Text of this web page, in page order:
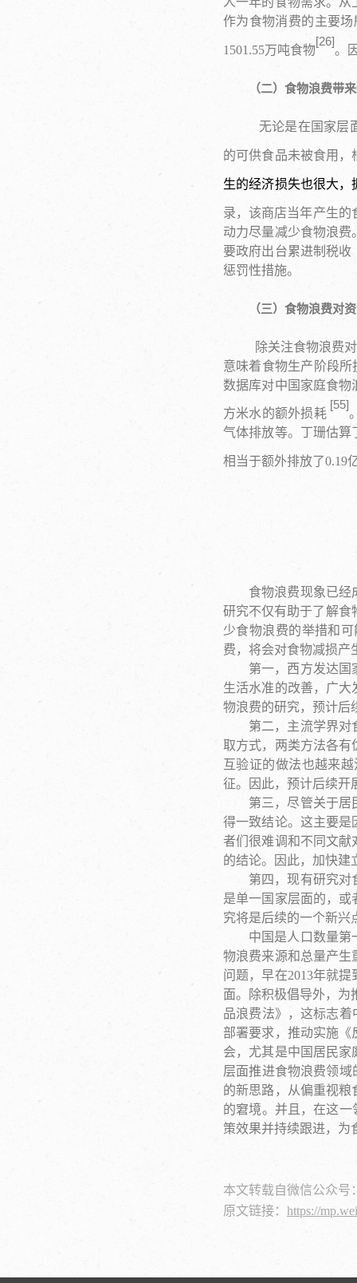
作为食物消费的主要
1501.55万吨食物
[26]
。
（二）食物浪费带
无论是在国家层
的可供食品未被食用，
生的经济损失也很大
录，该商店当年产生的
动力尽量减少食物浪
要政府出台累进制税
惩罚性措施。
（三）食物浪费对
除关注食物浪费
意味着食物生产阶段
数据库对中国家庭食物
方米水的额外损耗
[55]
气体排放等。丁珊估算
相当于额外排放了0.19
食物浪费现象已经
研究不仅有助于了解食
少食物浪费的举措和
费，将会对食物减损产
第一，西方发达国
生活水准的改善，广
物浪费的研究，预计后
第二，主流学界对
取方式，两类方法各有
互验证的做法也越来
征。因此，预计后续开
第三，尽管关于居
得一致结论。这主要是
者们很难调和不同文
的结论。因此，加快建
第四，现有研究对
是单一国家层面的，
究将是后续的一个新兴
中国是人口数量第
物浪费来源和总量产生
问题，早在2013年就
面。除积极倡导外，为
品浪费法》，这标志
部署要求，推动实施《
会，尤其是中国居民
层面推进食物浪费领
的新思路，从偏重视
的窘境。并且，在这
策效果并持续跟进，为
本文转载自微信公众号
原文链接： https://